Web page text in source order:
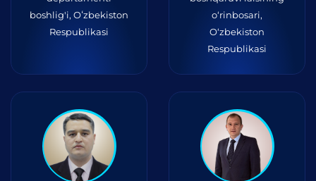
boshlig'i, Oʻzbekiston
Respublikasi
o‘rinbosari,
O‘zbekiston
Respublikasi